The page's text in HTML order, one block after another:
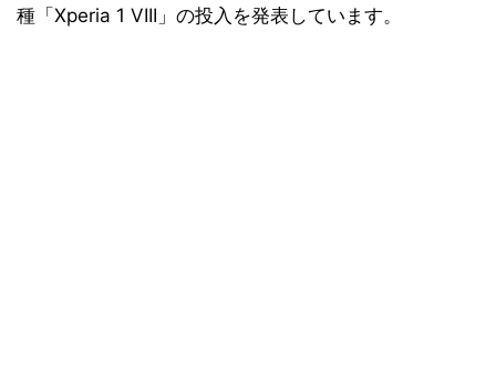
種「Xperia 1 VIII」の投入を発表しています。